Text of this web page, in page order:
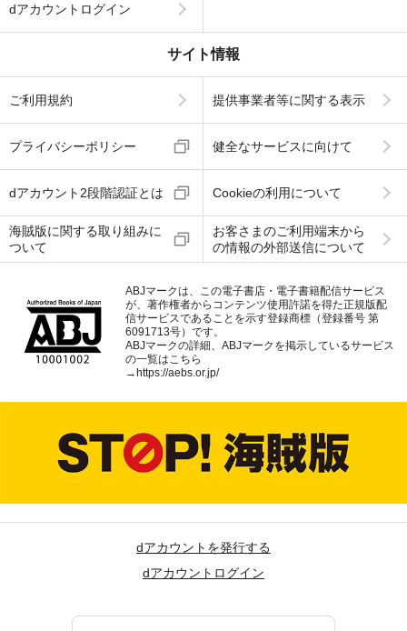
dアカウントログイン
サイト情報
ご利用規約 提供事業者等に関する表示
プライバシーポリシー 健全なサービスに向けて
dアカウント2段階認証とは Cookieの利用について
海賊版に関する取り組みに
ついて
お客さまのご利用端末から
の情報の外部送信について
ABJマークは、この電子書店・電子書籍配信サービス
が、著作権者からコンテンツ使用許諾を得た正規版配
信サービスであることを示す登録商標（登録番号 第
6091713号）です。
ABJマークの詳細、ABJマークを掲示しているサービス
の一覧はこちら
→https://aebs.or.jp/
dアカウントを発行する
dアカウントログイン